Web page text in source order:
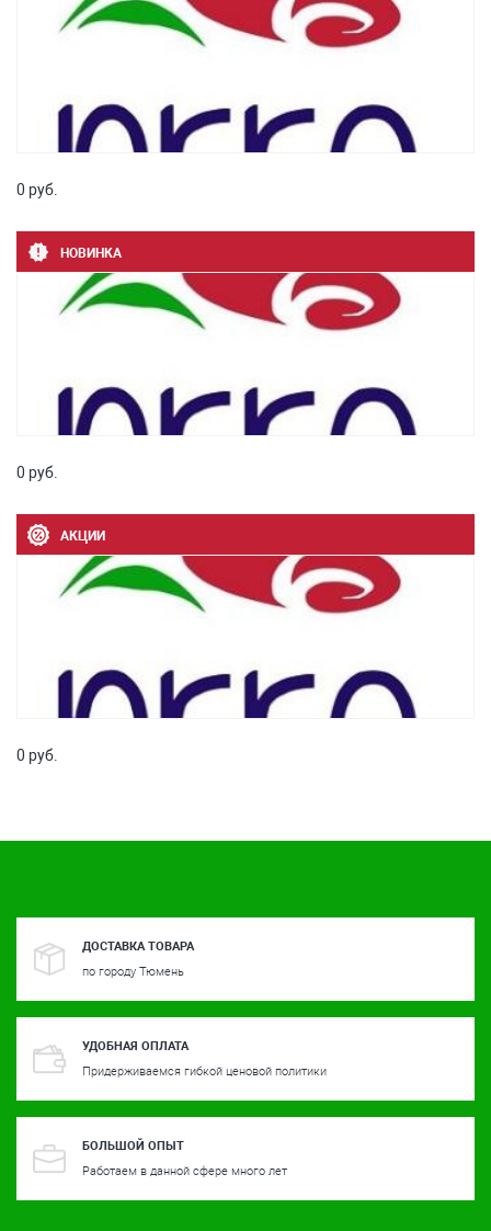
0 руб.
НОВИНКА
0 руб.
АКЦИИ
0 руб.
ДОСТАВКА ТОВАРА
по городу Тюмень
УДОБНАЯ ОПЛАТА
Придерживаемся гибкой ценовой политики
БОЛЬШОЙ ОПЫТ
Работаем в данной сфере много лет